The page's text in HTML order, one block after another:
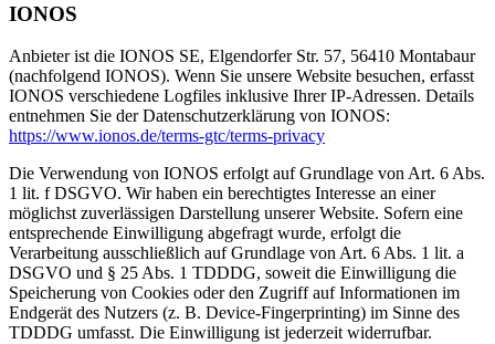
IONOS
Anbieter ist die IONOS SE, Elgendorfer Str. 57, 56410 Montabaur
(nachfolgend IONOS). Wenn Sie unsere Website besuchen, erfasst
IONOS verschiedene Logfiles inklusive Ihrer IP-Adressen. Details
entnehmen Sie der Datenschutzerklärung von IONOS:
https://www.ionos.de/terms-gtc/terms-privacy
Die Verwendung von IONOS erfolgt auf Grundlage von Art. 6 Abs.
1 lit. f DSGVO. Wir haben ein berechtigtes Interesse an einer
möglichst zuverlässigen Darstellung unserer Website. Sofern eine
entsprechende Einwilligung abgefragt wurde, erfolgt die
Verarbeitung ausschließlich auf Grundlage von Art. 6 Abs. 1 lit. a
DSGVO und § 25 Abs. 1 TDDDG, soweit die Einwilligung die
Speicherung von Cookies oder den Zugriff auf Informationen im
Endgerät des Nutzers (z. B. Device-Fingerprinting) im Sinne des
TDDDG umfasst. Die Einwilligung ist jederzeit widerrufbar.